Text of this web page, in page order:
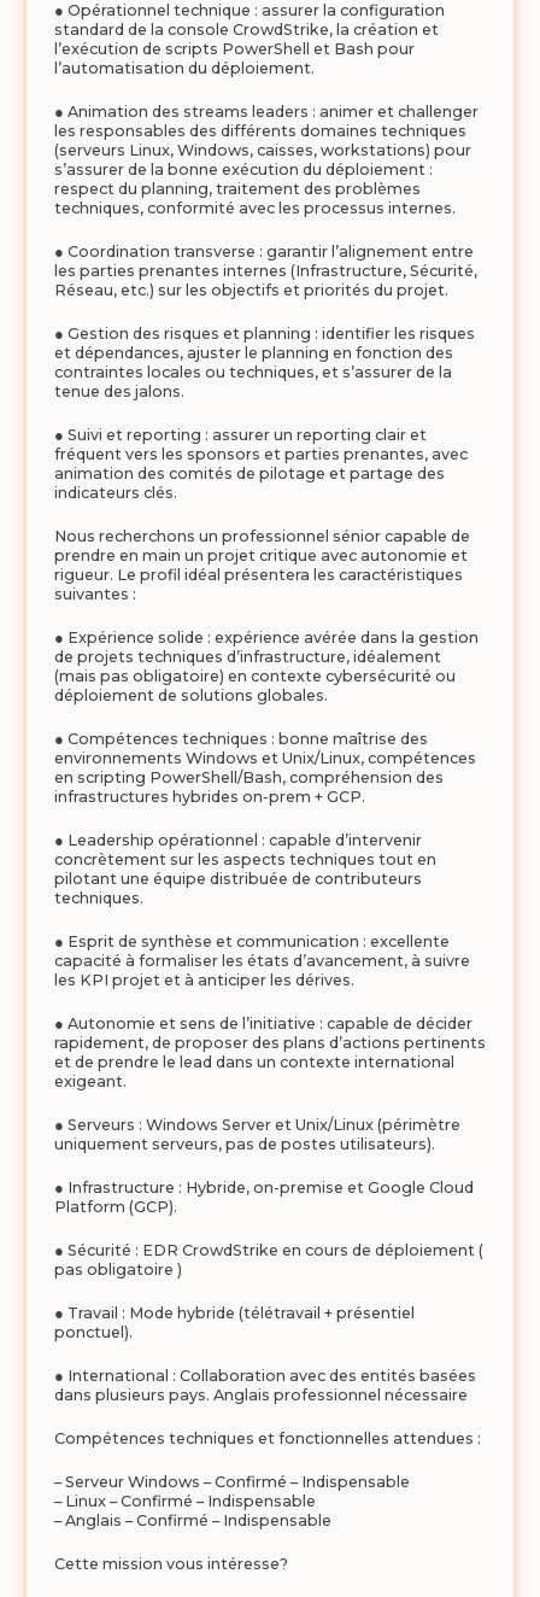
● Opérationnel technique : assurer la configuration
standard de la console CrowdStrike, la création et
l’exécution de scripts PowerShell et Bash pour
l’automatisation du déploiement.
● Animation des streams leaders : animer et challenger
les responsables des différents domaines techniques
(serveurs Linux, Windows, caisses, workstations) pour
s’assurer de la bonne exécution du déploiement :
respect du planning, traitement des problèmes
techniques, conformité avec les processus internes.
● Coordination transverse : garantir l’alignement entre
les parties prenantes internes (Infrastructure, Sécurité,
Réseau, etc.) sur les objectifs et priorités du projet.
● Gestion des risques et planning : identifier les risques
et dépendances, ajuster le planning en fonction des
contraintes locales ou techniques, et s’assurer de la
tenue des jalons.
● Suivi et reporting : assurer un reporting clair et
fréquent vers les sponsors et parties prenantes, avec
animation des comités de pilotage et partage des
indicateurs clés.
Nous recherchons un professionnel sénior capable de
prendre en main un projet critique avec autonomie et
rigueur. Le profil idéal présentera les caractéristiques
suivantes :
● Expérience solide : expérience avérée dans la gestion
de projets techniques d’infrastructure, idéalement
(mais pas obligatoire) en contexte cybersécurité ou
déploiement de solutions globales.
● Compétences techniques : bonne maîtrise des
environnements Windows et Unix/Linux, compétences
en scripting PowerShell/Bash, compréhension des
infrastructures hybrides on-prem + GCP.
● Leadership opérationnel : capable d’intervenir
concrètement sur les aspects techniques tout en
pilotant une équipe distribuée de contributeurs
techniques.
● Esprit de synthèse et communication : excellente
capacité à formaliser les états d’avancement, à suivre
les KPI projet et à anticiper les dérives.
● Autonomie et sens de l’initiative : capable de décider
rapidement, de proposer des plans d’actions pertinents
et de prendre le lead dans un contexte international
exigeant.
● Serveurs : Windows Server et Unix/Linux (périmètre
uniquement serveurs, pas de postes utilisateurs).
● Infrastructure : Hybride, on-premise et Google Cloud
Platform (GCP).
● Sécurité : EDR CrowdStrike en cours de déploiement (
pas obligatoire )
● Travail : Mode hybride (télétravail + présentiel
ponctuel).
● International : Collaboration avec des entités basées
dans plusieurs pays. Anglais professionnel nécessaire
Compétences techniques et fonctionnelles attendues :
– Serveur Windows – Confirmé – Indispensable
– Linux – Confirmé – Indispensable
– Anglais – Confirmé – Indispensable
Cette mission vous intéresse?